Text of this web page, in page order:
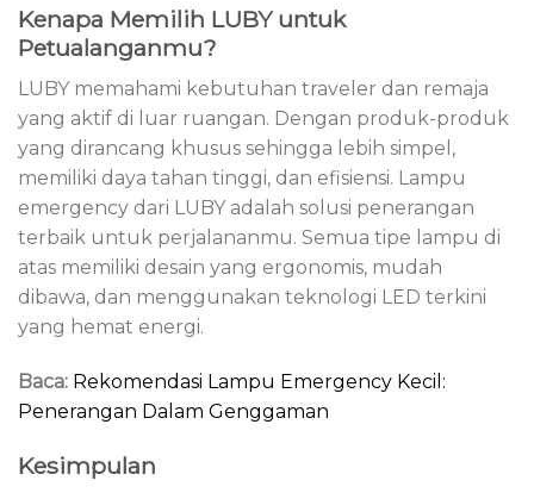
Kenapa Memilih LUBY untuk
Petualanganmu?
LUBY memahami kebutuhan traveler dan remaja
yang aktif di luar ruangan. Dengan produk-produk
yang dirancang khusus sehingga lebih simpel,
memiliki daya tahan tinggi, dan efisiensi. Lampu
emergency dari LUBY adalah solusi penerangan
terbaik untuk perjalananmu. Semua tipe lampu di
atas memiliki desain yang ergonomis, mudah
dibawa, dan menggunakan teknologi LED terkini
yang hemat energi.
Baca: Rekomendasi Lampu Emergency Kecil:
Penerangan Dalam Genggaman
Kesimpulan